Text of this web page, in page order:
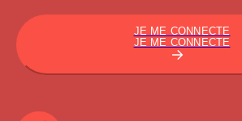
JE ME CONNECTE
JE ME CONNECTE